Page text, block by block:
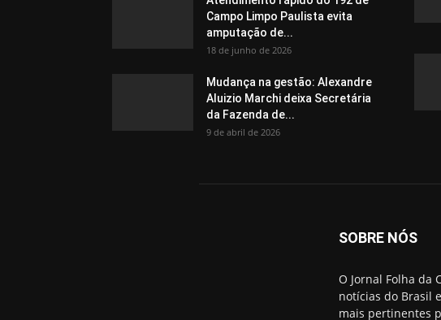
Campo Limpo Paulista evita
amputação de...
18 de junho de 2026
Mudança na gestão: Alexandre
Aluizio Marchi deixa Secretária
da Fazenda de...
9 de abril de 2026
SOBRE NÓS
O Jornal Folha da
notícias do Brasil
mais pertinentes